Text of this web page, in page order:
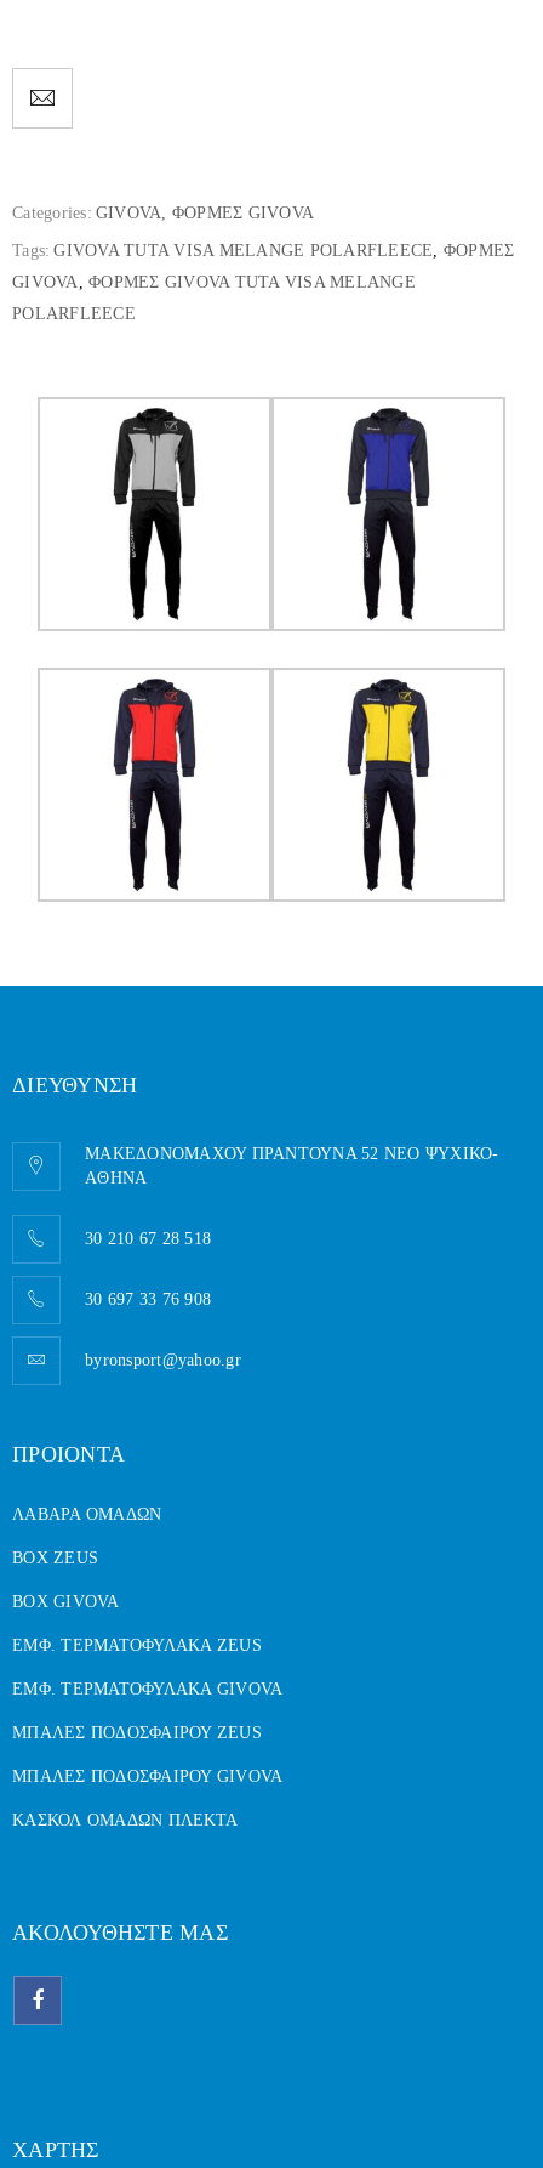
Categories: GIVOVA, ΦΟΡΜΕΣ GIVOVA
Tags: GIVOVA TUTA VISA MELANGE POLARFLEECE, ΦΟΡΜΕΣ
GIVOVA, ΦΟΡΜΕΣ GIVOVA TUTA VISA MELANGE
POLARFLEECE
ΔΙΕΥΘΥΝΣΗ
ΜΑΚΕΔΟΝΟΜΑΧΟΥ ΠΡΑΝΤΟΥΝΑ 52 ΝΕΟ ΨΥΧΙΚΟ-
AΘΗΝΑ
30 210 67 28 518
30 697 33 76 908
byronsport@yahoo.gr
ΠΡΟΙΟΝΤΑ
ΛΑΒΑΡΑ ΟΜΑΔΩΝ
BOX ZEUS
BOX GIVOVA
ΕΜΦ. ΤΕΡΜΑΤΟΦΥΛΑΚΑ ZEUS
ΕΜΦ. ΤΕΡΜΑΤΟΦΥΛΑΚΑ GIVOVA
ΜΠΑΛΕΣ ΠΟΔΟΣΦΑΙΡΟΥ ZEUS
ΜΠΑΛΕΣ ΠΟΔΟΣΦΑΙΡΟΥ GIVOVA
ΚΑΣΚΟΛ ΟΜΑΔΩΝ ΠΛΕΚΤΑ
ΑΚΟΛΟΥΘΗΣΤΕ ΜΑΣ
ΧΑΡΤΗΣ